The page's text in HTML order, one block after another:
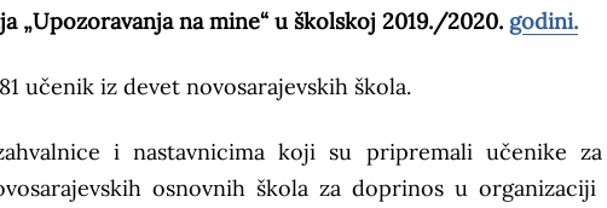
„Upozoravanja na mine“ u školskoj 2019./2020. godini.
učenik iz devet novosarajevskih škola.
i nastavnicima koji su pripremali učenike
osnovnih škola za doprinos u organizaciji